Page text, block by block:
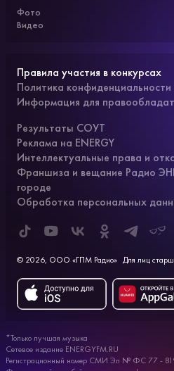
Фото
Видео
Правила участия в конкурсах
Политика конфиденциальности
Информация для
Результаты СОУТ
Реклама на ENERGY
Интеллектуальные права и
Франшиза и вещание Радио
городе
Обработка персональных
© 2026, ООО «ГПМ Радио» Для лиц
*Только лучшая музыка
Сетевое издание ENERGYFM.RU
Регистрационный номер СМИ Эл № ФС 77 -